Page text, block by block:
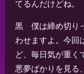
てるんだけどね。
黒 僕は締め切り
わせますよ。今回
ど、毎日気が重く
悪夢ばかりを見る